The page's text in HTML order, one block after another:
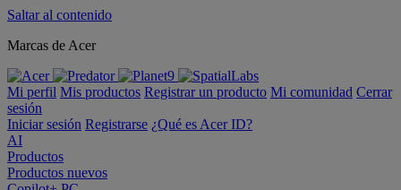
Saltar al contenido
Marcas de Acer
Mi perfil Mis productos Registrar un producto Mi comunidad Cerrar
sesión
Iniciar sesión Registrarse ¿Qué es Acer ID?
AI
Productos
Productos nuevos